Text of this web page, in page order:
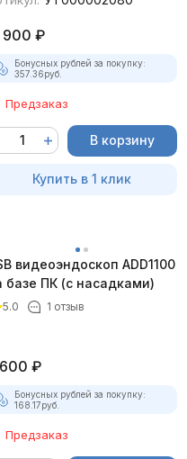
900 ₽
Бонусных рублей за покупку:
357.36руб.
Предзаказ
В корзину
Купить в 1 клик
видеоэндоскоп ADD1100
базе ПК (с насадками)
5.0 1 отзыв
₽
Бонусных рублей за покупку:
168.17руб.
Предзаказ